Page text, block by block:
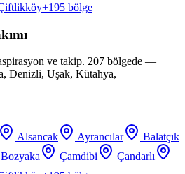
+195 bölge
ve takip. 207 bölgede —
Denizli, Uşak, Kütahya,
Alsancak Ayrancılar
Balatçık
Bozyaka Çamdibi
Çandarlı